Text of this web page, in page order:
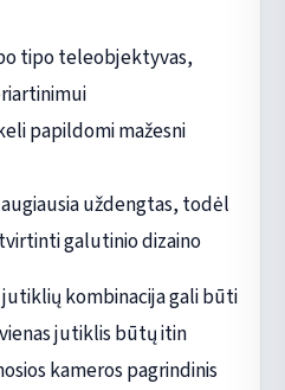
tipo teleobjektyvas,
papildomi mažesni
uždengtas, todėl
galutinio dizaino
kombinacija gali būti
jutiklis būtų itin
kameros pagrindinis